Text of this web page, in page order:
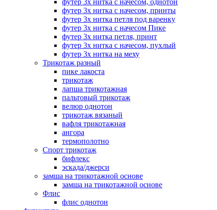
футер 3х нитка с начесом, однотон
футер 3х нитка с начесом, принты
футер 3х нитка петля под варенку
футер 3х нитка с начесом Пике
футер 3х нитка петля, принт
футер 3х нитка с начесом, пухлый
футер 3х нитка на меху
Трикотаж разный
пике лакоста
трикотаж
лапша трикотажная
пальтовый трикотаж
велюр однотон
трикотаж вязаный
вафля трикотажная
ангора
термополотно
Спорт трикотаж
бифлекс
эскада/джерси
замша на трикотажной основе
замша на трикотажной основе
Флис
флис однотон